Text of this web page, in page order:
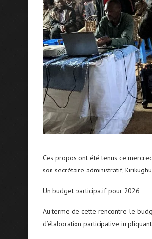
Ces propos ont été tenus ce
son secrétaire administratif,
Un budget participatif pour 2026
Au terme de cette rencontre, le
d’élaboration participative